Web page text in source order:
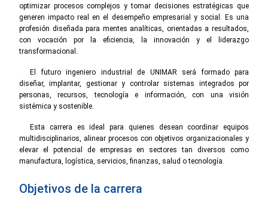
optimizar procesos complejos y tomar decisiones estratégicas que
generen impacto real en el desempeño empresarial y social. Es una
profesión diseñada para mentes analíticas, orientadas a resultados,
con vocación por la eficiencia, la innovación y el liderazgo
transformacional.
El futuro ingeniero industrial de UNIMAR será formado para
diseñar, implantar, gestionar y controlar sistemas integrados por
personas, recursos, tecnología e información, con una visión
sistémica y sostenible.
Esta carrera es ideal para quienes desean coordinar equipos
multidisciplinarios, alinear procesos con objetivos organizacionales y
elevar el potencial de empresas en sectores tan diversos como
manufactura, logística, servicios, finanzas, salud o tecnología.
Objetivos de la carrera